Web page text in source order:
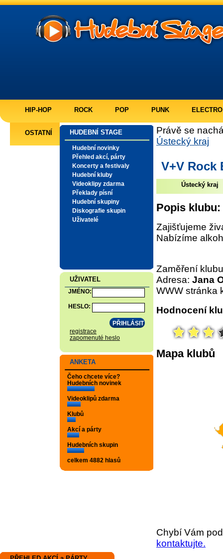
HIP-HOP ROCK POP PUNK ELECTRO
OSTATNÍ HUDEBNÍ STAGE
Hudební novinky
Přehled akcí, párty
Koncerty a festivaly
Hudební kluby
Videoklipy zdarma
Překlady písní
Hudební skupiny
Diskografie skupin
Uživatelé
UŽIVATEL
JMÉNO:
HESLO:
registrace
zapomenuté heslo
ANKETA
Čeho chcete více?
Hudebních novinek
Videoklipů zdarma
Klubů
Akcí a párty
Hudebních skupin
celkem 4882 hlasů
Právě se
Ústecký kraj
V+V Rock
Ústecký kraj
Popis klubu:
Zajišťujeme
Nabízíme
Zaměření
Adresa: Jana
WWW stránka
Hodnocení
Mapa klubů
Chybí Vám
kontaktujte.